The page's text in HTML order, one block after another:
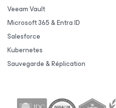
Veeam Vault
Microsoft 365 & Entra ID
Salesforce
Kubernetes
Sauvegarde & Réplication